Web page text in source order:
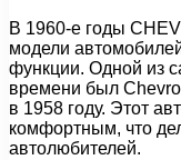
В 1960-е годы
модели
функции. Одной из
времени был
в 1958 году. Этот
комфортным, что
автолюбителей.